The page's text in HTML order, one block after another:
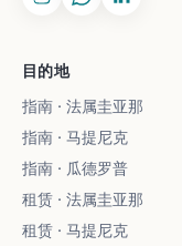
目的地
指南 · 法属圭亚那
指南 · 马提尼克
指南 · 瓜德罗普
租赁 · 法属圭亚那
租赁 · 马提尼克